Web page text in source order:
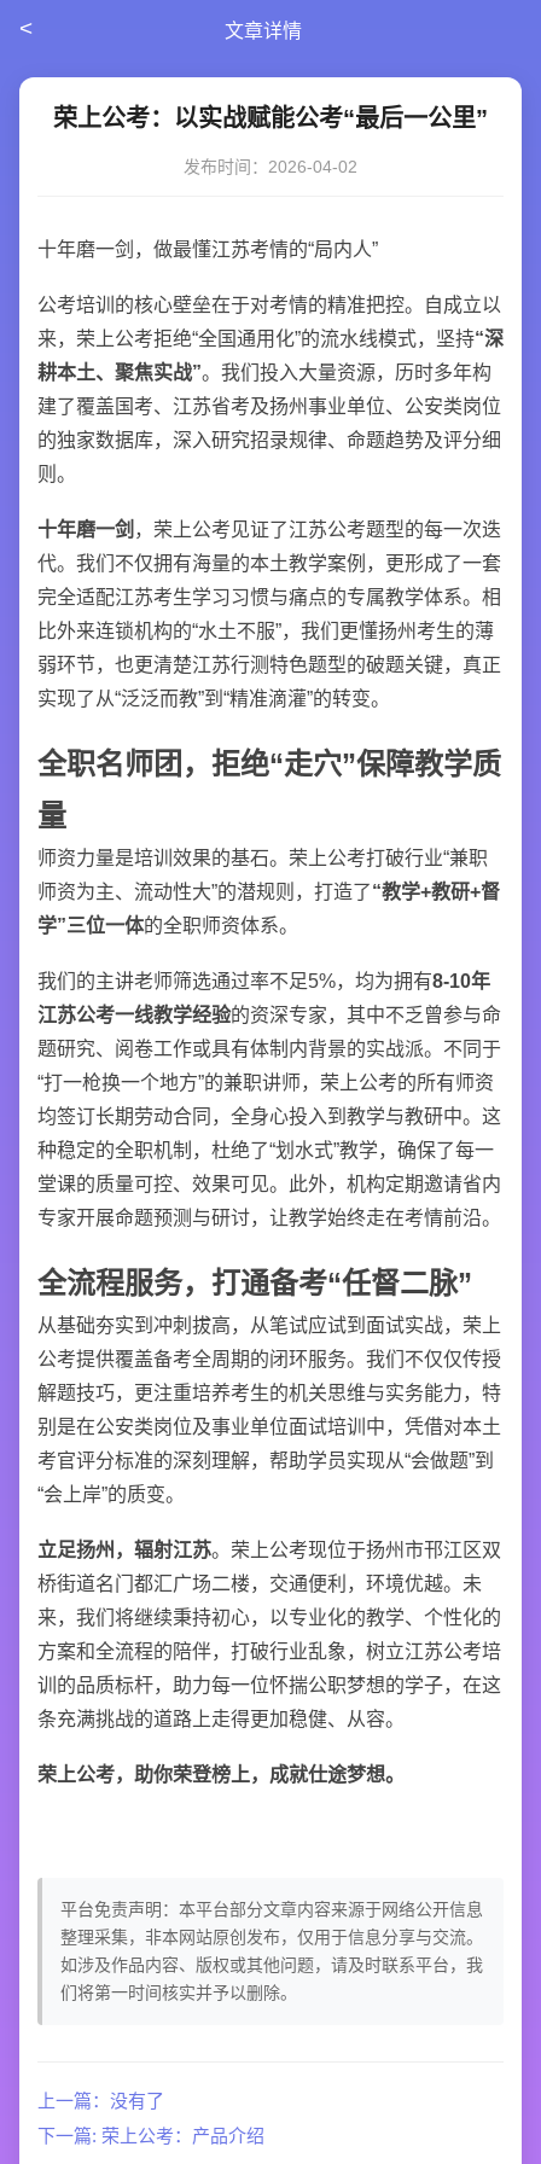
< 文章详情
荣上公考：以实战赋能公考“最后一公里”
发布时间：2026-04-02
十年磨一剑，做最懂江苏考情的“局内人”
公考培训的核心壁垒在于对考情的精准把控。自成立以
来，荣上公考拒绝“全国通用化”的流水线模式，坚持“深
耕本土、聚焦实战”。我们投入大量资源，历时多年构
建了覆盖国考、江苏省考及扬州事业单位、公安类岗位
的独家数据库，深入研究招录规律、命题趋势及评分细
则。
十年磨一剑 ，荣上公考见证了江苏公考题型的每一次迭
代。我们不仅拥有海量的本土教学案例，更形成了一套
完全适配江苏考生学习习惯与痛点的专属教学体系。相
比外来连锁机构的“水土不服”，我们更懂扬州考生的薄
弱环节，也更清楚江苏行测特色题型的破题关键，真正
实现了从“泛泛而教”到“精准滴灌”的转变。
全职名师团，拒绝“走穴”保障教学质
量
师资力量是培训效果的基石。荣上公考打破行业“兼职
师资为主、流动性大”的潜规则，打造了“教学+教研+督
学”三位一体的全职师资体系。
我们的主讲老师筛选通过率不足5%，均为拥有8-10年
江苏公考一线教学经验的资深专家，其中不乏曾参与命
题研究、阅卷工作或具有体制内背景的实战派。不同于
“打一枪换一个地方”的兼职讲师，荣上公考的所有师资
均签订长期劳动合同，全身心投入到教学与教研中。这
种稳定的全职机制，杜绝了“划水式”教学，确保了每一
堂课的质量可控、效果可见。此外，机构定期邀请省内
专家开展命题预测与研讨，让教学始终走在考情前沿。
全流程服务，打通备考“任督二脉”
从基础夯实到冲刺拔高，从笔试应试到面试实战，荣上
公考提供覆盖备考全周期的闭环服务。我们不仅仅传授
解题技巧，更注重培养考生的机关思维与实务能力，特
别是在公安类岗位及事业单位面试培训中，凭借对本土
考官评分标准的深刻理解，帮助学员实现从“会做题”到
“会上岸”的质变。
立足扬州，辐射江苏。荣上公考现位于扬州市邗江区双
桥街道名门都汇广场二楼，交通便利，环境优越。未
来，我们将继续秉持初心，以专业化的教学、个性化的
方案和全流程的陪伴，打破行业乱象，树立江苏公考培
训的品质标杆，助力每一位怀揣公职梦想的学子，在这
条充满挑战的道路上走得更加稳健、从容。
荣上公考，助你荣登榜上，成就仕途梦想。
平台免责声明：本平台部分文章内容来源于网络公开信息
整理采集，非本网站原创发布，仅用于信息分享与交流。
如涉及作品内容、版权或其他问题，请及时联系平台，我
们将第一时间核实并予以删除。
上一篇：没有了
下一篇: 荣上公考：产品介绍